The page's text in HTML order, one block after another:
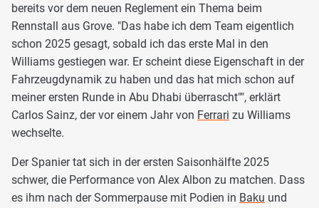
bereits vor dem neuen Reglement ein Thema beim
Rennstall aus Grove. "Das habe ich dem Team eigentlich
schon 2025 gesagt, sobald ich das erste Mal in den
Williams gestiegen war. Er scheint diese Eigenschaft in der
Fahrzeugdynamik zu haben und das hat mich schon auf
meiner ersten Runde in Abu Dhabi überrascht"", erklärt
Carlos Sainz, der vor einem Jahr von Ferrari zu Williams
wechselte.
Der Spanier tat sich in der ersten Saisonhälfte 2025
schwer, die Performance von Alex Albon zu matchen. Dass
es ihm nach der Sommerpause mit Podien in Baku und